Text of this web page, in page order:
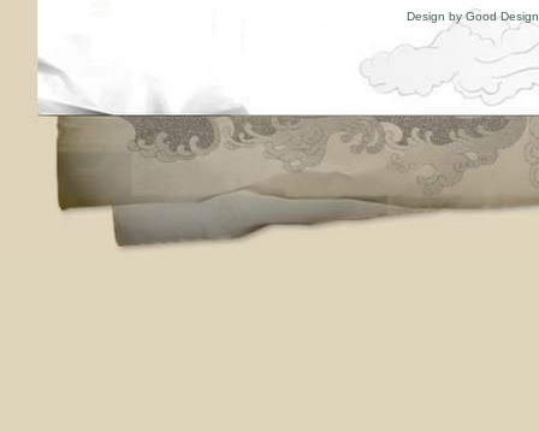
Design by Good